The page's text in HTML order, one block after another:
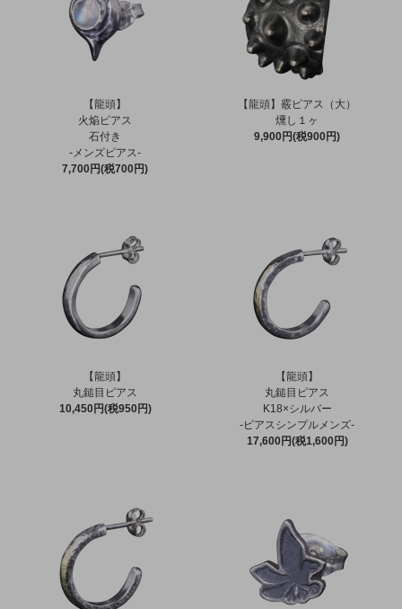
【龍頭】
火焔ピアス
石付き
-メンズピアス-
7,700円(税700円)
【龍頭】霰ピアス（大）
燻し１ヶ
9,900円(税900円)
【龍頭】
丸鎚目ピアス
10,450円(税950円)
【龍頭】
丸鎚目ピアス
K18×シルバー
-ピアスシンプルメンズ-
17,600円(税1,600円)